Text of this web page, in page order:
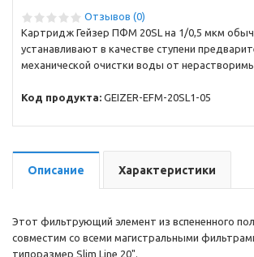
Отзывов (0)
Картридж Гейзер ПФМ 20SL на 1/0,5 мкм
устанавливают в качестве ступени
механической очистки воды от
Код продукта: GEIZER-EFM-20SL1-05
Описание Характеристики
Этот фильтрующий элемент из вспененного
совместим со всеми магистральными
типоразмер Slim Line 20".